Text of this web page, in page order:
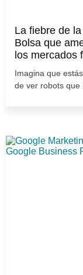
La fiebre de
Bolsa que
los mercados
Imagina que
de ver robots que